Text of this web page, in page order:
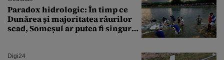
Paradox hidrologic: În timp ce
Dunărea și majoritatea râurilor
scad, Someșul ar putea fi singurul
Digi24